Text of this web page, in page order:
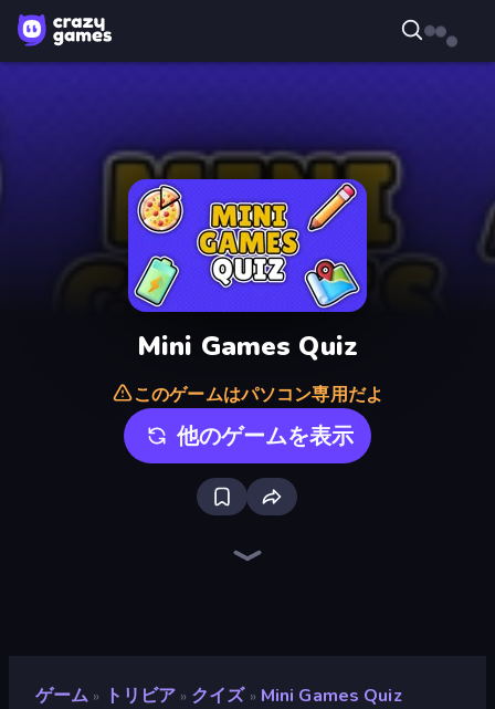
Mini Games Quiz
このゲームはパソコン専用だよ
他のゲームを表示
ゲーム » トリビア » クイズ » Mini Games Quiz